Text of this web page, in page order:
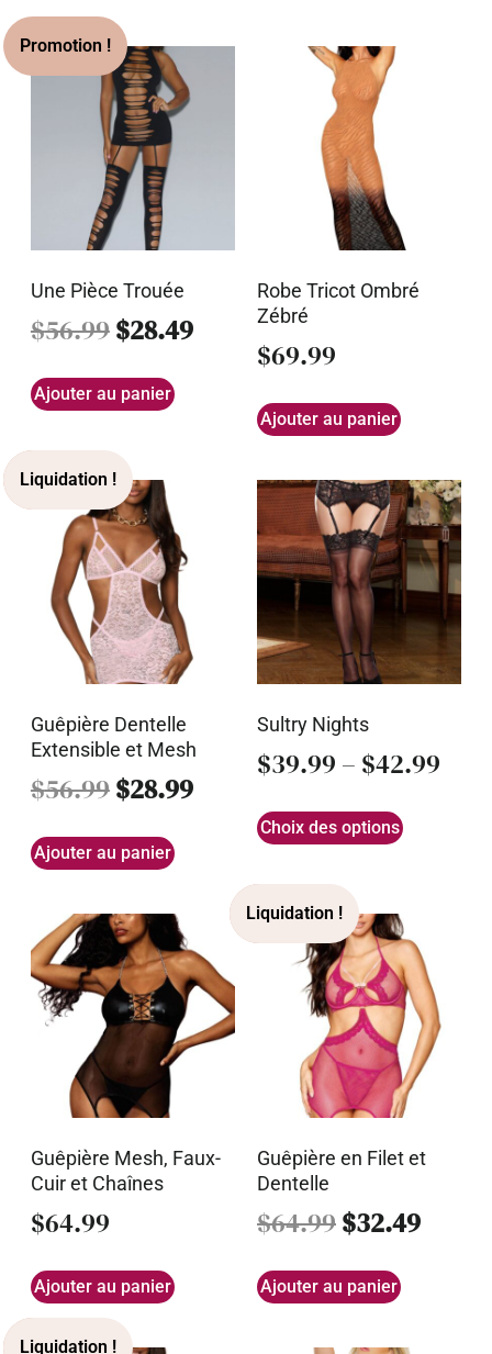
Une Pièce Trouée
$56.99$28.49
Ajouter au panier
Robe Tricot Ombré
Zébré
$69.99
Ajouter au panier
Guêpière Dentelle
Extensible et Mesh
$56.99$28.99
Ajouter au panier
Sultry Nights
$39.99 – $42.99
Choix des options
Guêpière Mesh, Faux-
Cuir et Chaînes
$64.99
Ajouter au panier
Guêpière en Filet et
Dentelle
$64.99$32.49
Ajouter au panier